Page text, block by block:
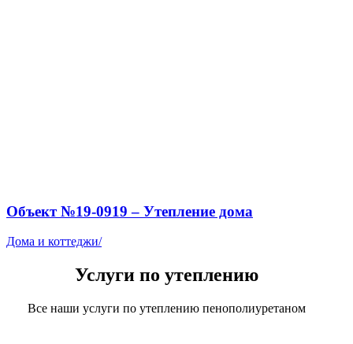
Объект №19-0919 – Утепление дома
Дома и коттеджи/
Услуги по утеплению
Все наши услуги по утеплению пенополиуретаном